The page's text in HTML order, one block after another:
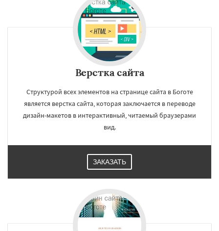
Верстка сайта
Структурой всех элементов на странице сайта в Боготе
является верстка сайта, которая заключается в переводе
дизайн-макетов в интерактивный, читаемый браузерами
вид.
ЗАКАЗАТЬ